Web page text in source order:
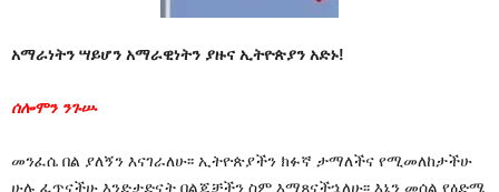
አማራነትን ሣይሆን አማራዊነትን ያዙና ኢትዮጵያን አድኑ!
ሰሎሞን ንጉሡ
መንፈሴ በል ያለኝን እናገራለሁ፡፡ ኢትዮጵያችን ክፉኛ ታማለችና የሚመለከታችሁ
ሁሉ ፈጥናችሁ እንድታድኗት በልጆቻችን ስም እማጸናችኋለሁ፡፡ እኔን መሰል የዕድሜ